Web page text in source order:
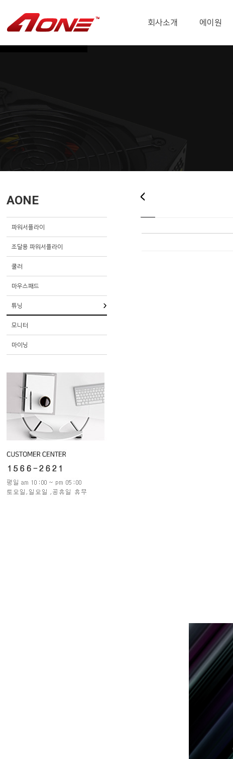
회사소개 에이원
AONE
파워서플라이
조달용 파워서플라이
쿨러
마우스패드
튜닝
모니터
마이닝